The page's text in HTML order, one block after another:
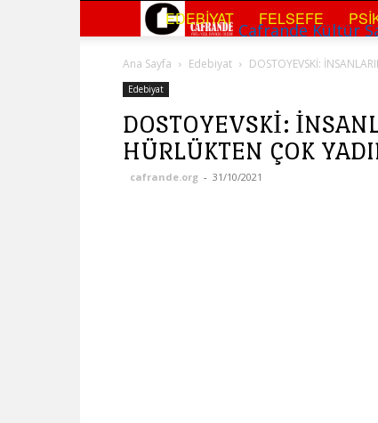
Cafrande Kültür
EDEBIYAT FELSEFE
Ana Sayfa Edebiyat DOSTOYEVSKİ:
Edebiyat
DOSTOYEVSKİ:
HÜRLÜKTEN ÇOK
cafrande.org - 31/10/2021